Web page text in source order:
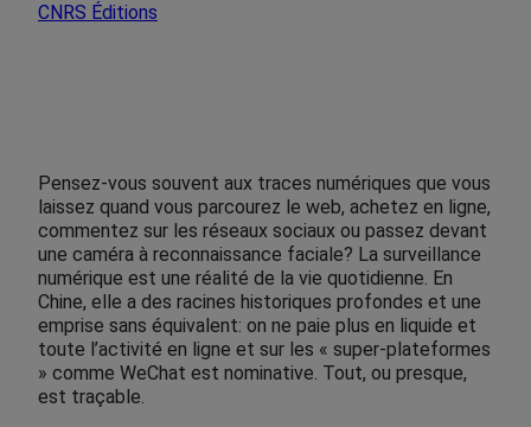
CNRS Éditions
Pensez-vous souvent aux traces numériques que vous
laissez quand vous parcourez le web, achetez en ligne,
commentez sur les réseaux sociaux ou passez devant
une caméra à reconnaissance faciale? La surveillance
numérique est une réalité de la vie quotidienne. En
Chine, elle a des racines historiques profondes et une
emprise sans équivalent: on ne paie plus en liquide et
toute l’activité en ligne et sur les « super-plateformes
» comme WeChat est nominative. Tout, ou presque,
est traçable.